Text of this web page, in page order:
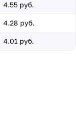
4.55 руб.
4.28 руб.
4.01 руб.